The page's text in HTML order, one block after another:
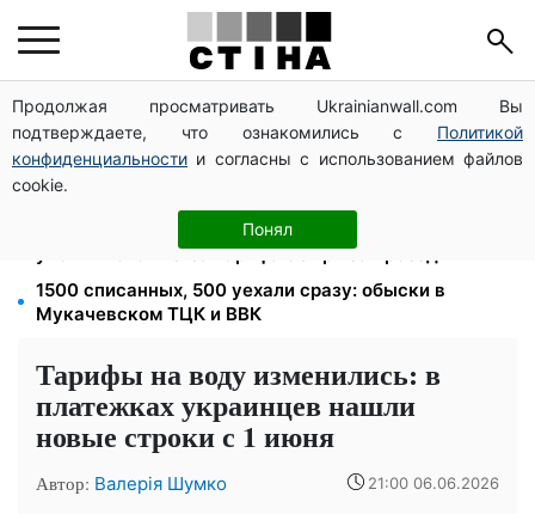
Продолжая просматривать Ukrainianwall.com Вы
подтверждаете, что ознакомились с Политикой
конфиденциальности и согласны с использованием файлов
cookie.
Понял
100 000 грн за 18 месяцев: Укрзализныця отменила
ежемесячные выплаты мобилизованным
Мост Метро частично перекроют 7-10 августа:
водителям Киева советуют планировать объезд
120 грн в день только на дорогу: киевляне массово
увольняются из-за тарифа 30 грн за проезд
1500 списанных, 500 уехали сразу: обыски в
Мукачевском ТЦК и ВВК
Тарифы на воду изменились: в
платежках украинцев нашли
новые строки с 1 июня
Автор: Валерія Шумко 21:00 06.06.2026